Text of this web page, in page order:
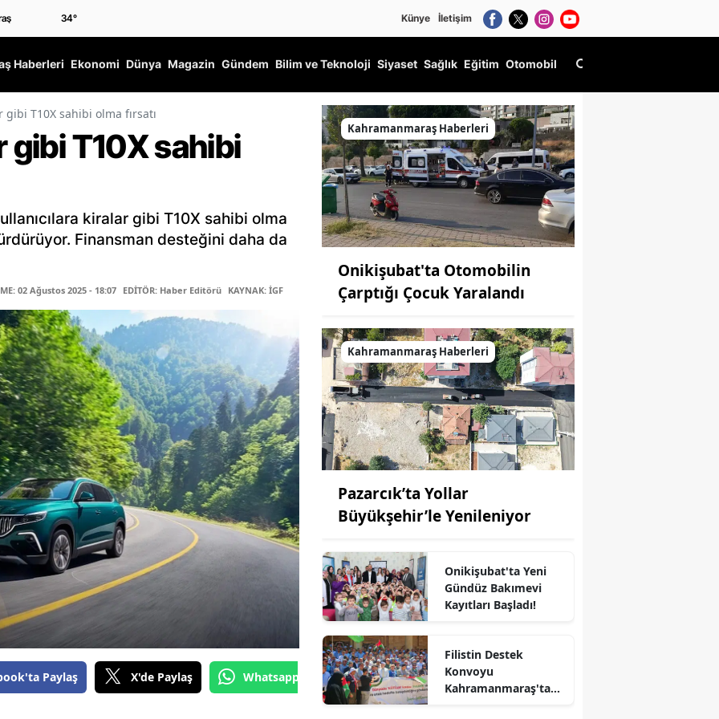
34° Künye İletişim
Haberleri Ekonomi Dünya Magazin Gündem Bilim ve Teknoloji Siyaset Sağlık Eğitim Otomobil
gibi T10X sahibi olma fırsatı
gibi T10X sahibi
kiralar gibi T10X sahibi olma
Finansman desteğini daha da
02 Ağustos 2025 - 18:07 EDİTÖR: Haber Editörü KAYNAK: İGF
Paylaş X'de Paylaş Whatsapp'tan Gönder
Kahramanmaraş Haberleri
Onikişubat'ta Otomobilin
Çarptığı Çocuk Yaralandı
Kahramanmaraş Haberleri
Pazarcık’ta Yollar
Büyükşehir’le Yenileniyor
Onikişubat'ta Yeni
Gündüz Bakımevi
Kayıtları Başladı!
Filistin Destek
Konvoyu
Kahramanmaraş'ta